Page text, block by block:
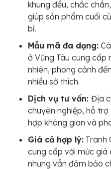
khung đều, chắc
giúp sản phẩm cuối
bỉ.
Mẫu mã đa dạng:
ở Vũng Tàu cung cấp
nhiên, phong cảnh
nhiều sở thích.
Dịch vụ tư vấn: Địa
chuyên nghiệp, hỗ
hợp không gian và
Giá cả hợp lý: Tranh
cung cấp với mức giá
nhưng vẫn đảm bảo